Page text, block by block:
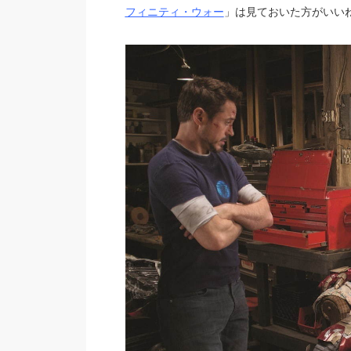
フィニティ・ウォー 」は見ておいた方がいい